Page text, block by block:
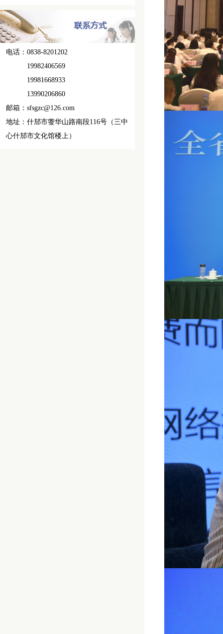
电话：0838-8201202
19982406569
19981668933
13990206860
邮箱：sfsgzc@126.com
地址：什邡市蓥华山路南段116号（三中
心什邡市文化馆楼上）